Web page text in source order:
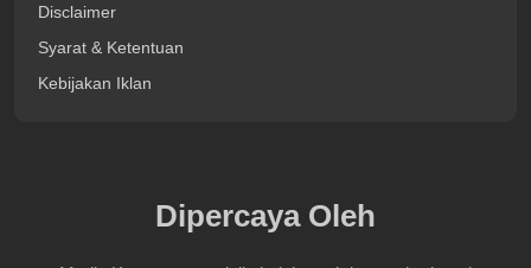
Disclaimer
Syarat & Ketentuan
Kebijakan Iklan
Dipercaya Oleh